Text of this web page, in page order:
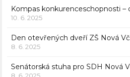
Kompas konkurenceschopnosti –
10. 6. 2025
Den otevřených dveří ZŠ Nová
8. 6. 2025
Senátorská stuha pro SDH Nová